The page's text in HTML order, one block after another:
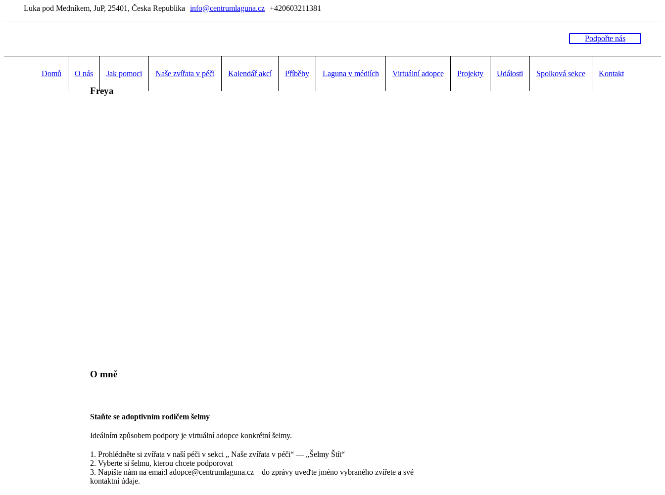
Luka pod Medníkem, JuP, 25401 , Česka Republika info@centrumlaguna.cz +420603211381
Podpořte nás
Domů O nás Jak pomoci Naše zvířata v péči Kalendář akcí Příběhy Laguna v médiích Virtuální adopce Projekty Události Spolková sekce Kontakt
Freya
O mně
Staňte se adoptivním rodičem šelmy
Ideálním způsobem podpory je virtuální adopce konkrétní šelmy.
1. Prohlédněte si zvířata v naší péči v sekci „ Naše zvířata v péči“ — „Šelmy Štít“
2. Vyberte si šelmu, kterou chcete podporovat
3. Napište nám na emai:l adopce@centrumlaguna.cz – do zprávy uveďte jméno vybraného zvířete a své
kontaktní údaje.